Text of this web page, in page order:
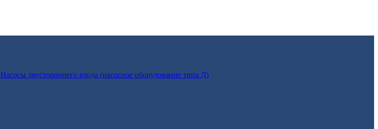
Насосы двустороннего входа (насосное оборудование типа Д)